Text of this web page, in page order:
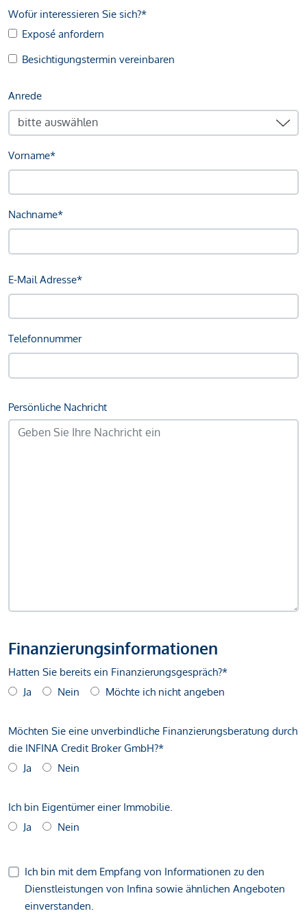
Wofür interessieren Sie sich?*
Exposé anfordern
Besichtigungstermin vereinbaren
Anrede
Vorname*
Nachname*
E-Mail Adresse*
Telefonnummer
Persönliche Nachricht
Finanzierungsinformationen
Hatten Sie bereits ein Finanzierungsgespräch?*
Ja
Nein Möchte ich nicht angeben
Möchten Sie eine unverbindliche Finanzierungsberatung durch
die INFINA Credit Broker GmbH?*
Ja
Nein
Ich bin Eigentümer einer Immobilie.
Ja
Nein
Ich bin mit dem Empfang von Informationen zu den
Dienstleistungen von Infina sowie ähnlichen Angeboten
einverstanden.